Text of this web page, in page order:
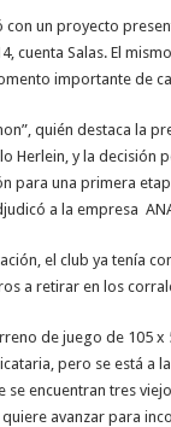
con un proyecto
cuenta Salas. El
importante de
quién destaca la
Herlein, y la decisión
para una primera
a la empresa
el club ya tenía
a retirar en los
de juego de 105
pero se está a
se encuentran tres
avanzar para